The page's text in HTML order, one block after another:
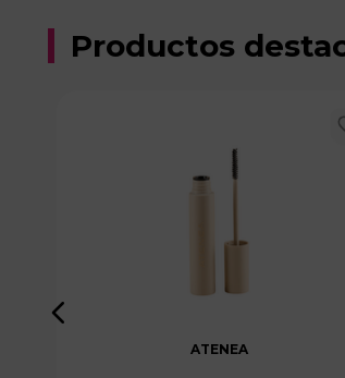
Productos
ATENEA